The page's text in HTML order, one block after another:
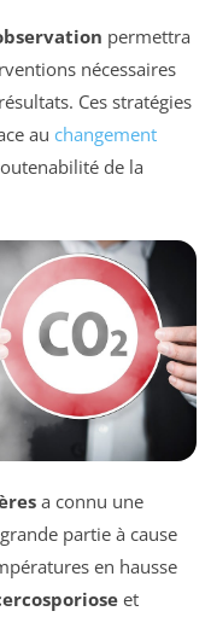
permettra
nécessaires
Ces stratégies
au changement
de la
a connu une
partie à cause
en hausse
et